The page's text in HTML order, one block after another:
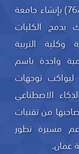
جاء المرسوم السلطاني رقم (76/2020) بإنشاء جامعة
بدمج الكليات
وكلية التربية
واحدة باسم
ليواكب توجهات
الاصطناعي
من تقنيات
مسيرة تطور
عمان.